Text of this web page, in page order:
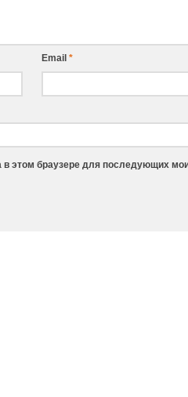
Email*
в этом браузере для последующих